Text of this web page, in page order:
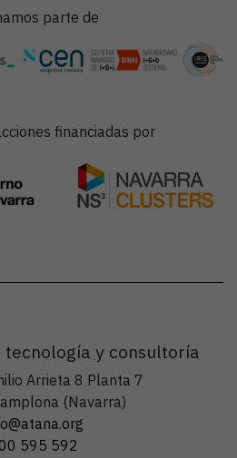
parte de
financiadas por
y consultoría
Arrieta 8 Planta 7
(Navarra)
595 592